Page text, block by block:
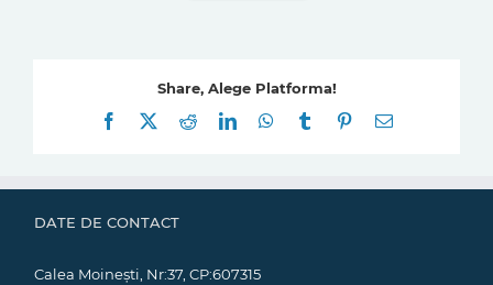
Share, Alege Platforma!
Facebook
RedditLinkedInWhatsApp
Tumblr Pinterest
E-
DATE DE CONTACT
Calea Moinești, Nr:37, CP:607315